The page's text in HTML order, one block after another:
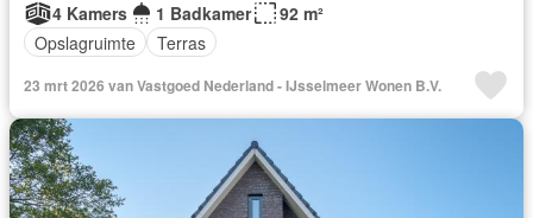
4 Kamers
1 Badkamer
92 m²
Opslagruimte
Terras
23 mrt 2026 van Vastgoed Nederland - IJsselmeer Wonen B.V.